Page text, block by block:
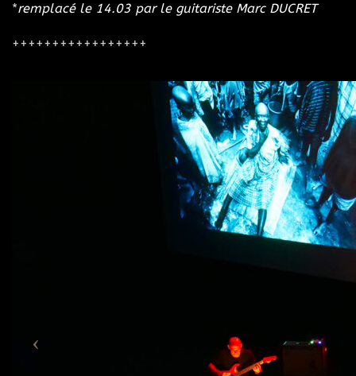
*remplacé le 14.03 par le guitariste Marc DUCRET
+++++++++++++++++